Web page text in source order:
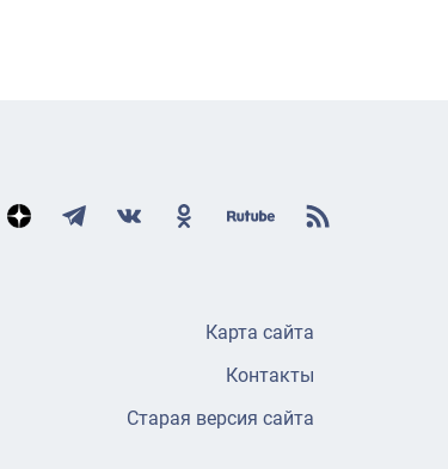
Карта сайта
Контакты
Старая версия сайта